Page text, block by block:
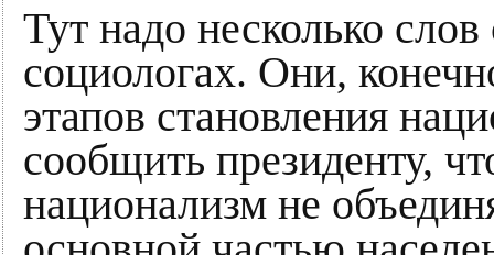
Тут надо несколько
социологах. Они,
этапов становления
сообщить президенту,
национализм не